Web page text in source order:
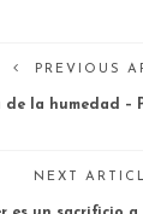
PREVIOUS
de la humedad –
NEXT